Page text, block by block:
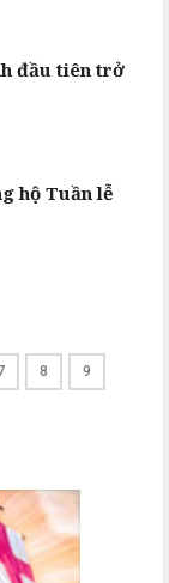
đầu tiên trở
hộ Tuần lễ
8 9